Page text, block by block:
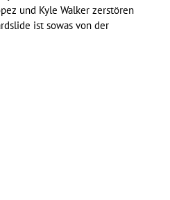
und Kyle Walker zerstören
ist sowas von der